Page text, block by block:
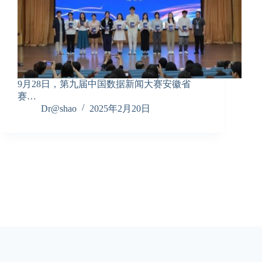
9月28日，第九届中国数据新闻大赛安徽省
赛…
Dr@shao
2025年2月20日